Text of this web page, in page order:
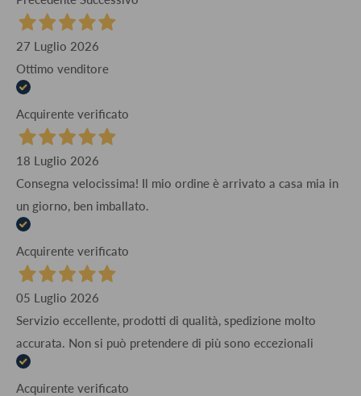
27 Luglio 2026
Ottimo venditore
Acquirente verificato
18 Luglio 2026
Consegna velocissima! Il mio ordine è arrivato a casa mia in
un giorno, ben imballato.
Acquirente verificato
05 Luglio 2026
Servizio eccellente, prodotti di qualità, spedizione molto
accurata. Non si può pretendere di più sono eccezionali
Acquirente verificato